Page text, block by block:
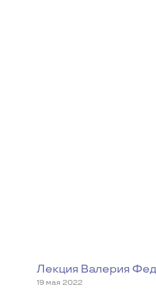
Лекция Валерия
19 мая 2022